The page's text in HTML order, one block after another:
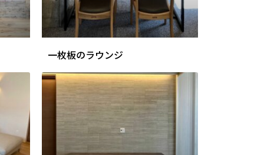
一枚板のラウンジ